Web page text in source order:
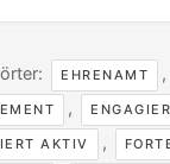
EHRENAMT ,
,
AKTIV ,